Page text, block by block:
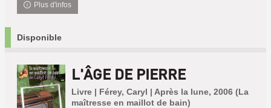
Plus d'infos
Disponible
L'ÂGE DE PIERRE
Livre | Férey, Caryl | Après la lune, 2006 (La
maîtresse en maillot de bain)